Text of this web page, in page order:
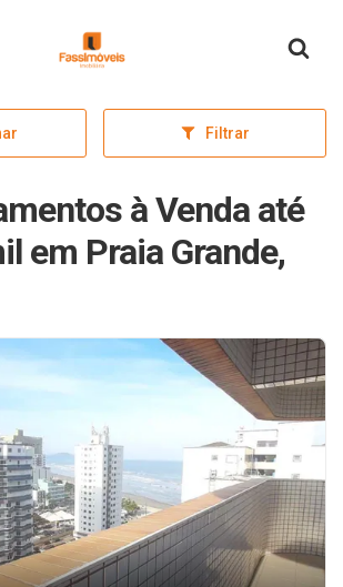
Página inicial
Filtrar
à Venda até
em Praia Grande,